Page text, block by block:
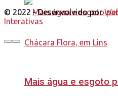
Mais água e esgoto
© 2022 - Desenvolvido por
Interativas